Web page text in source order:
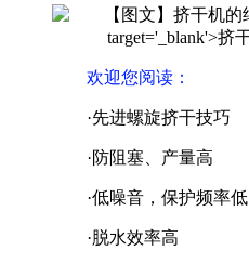
欢迎您阅读 ：
·先进螺旋挤干技巧
·防阻塞、产量高
·低噪音，保护频率低
·脱水效率高